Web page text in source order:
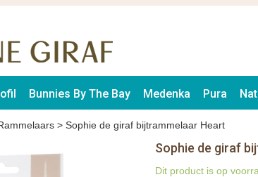
Bunnies By The Bay Medenka Pura
> Sophie de giraf bijtrammelaar Heart
Sophie de giraf
Dit product is op